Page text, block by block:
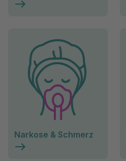
Narkose & Schmerz